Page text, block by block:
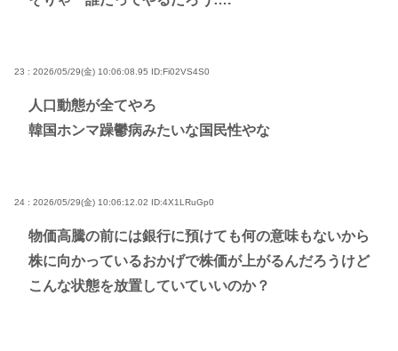
23 : 2026/05/29(金) 10:06:08.95 ID:Fi02VS4S0
人口動態が全てやろ
韓国ホンマ躁鬱病みたいな国民性やな
24 : 2026/05/29(金) 10:06:12.02 ID:4X1LRuGp0
物価高騰の前には銀行に預けても何の意味もないから
株に向かっているおかげで株価が上がるんだろうけど
こんな状態を放置していていいのか？